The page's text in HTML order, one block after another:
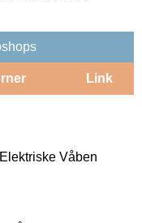
Link
Våben